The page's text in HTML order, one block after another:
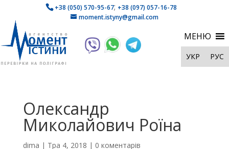
+38 (050) 570-95-67; +38 (097) 057-16-78
moment.istyny@gmail.com
МЕНЮ
УКР РУС
Олександр
Миколайович Роїна
dima | Тра 4, 2018 | 0 коментарів